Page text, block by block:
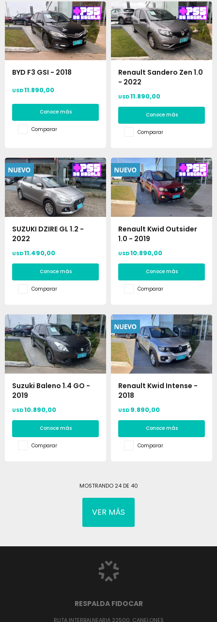
BYD F3 GSI - 2018
USD11.890,00
Conoce más
Comparar
Renault Sandero Zen 1.0
- 2022
USD11.890,00
Conoce más
Comparar
SUZUKI DZIRE GL 1.2 -
2022
USD11.490,00
Conoce más
Comparar
Renault Kwid Outsider
1.0 - 2019
USD10.890,00
Conoce más
Comparar
Suzuki Baleno 1.4 GO -
2019
USD10.890,00
Conoce más
Comparar
Renault Kwid Intense -
2018
USD 9.890,00
Conoce más
Comparar
MOSTRANDO 24DE 40
VER MÁS
RESPALDA FIDOCAR
RUTA INTERBALNEARIA 22500, CANELONES